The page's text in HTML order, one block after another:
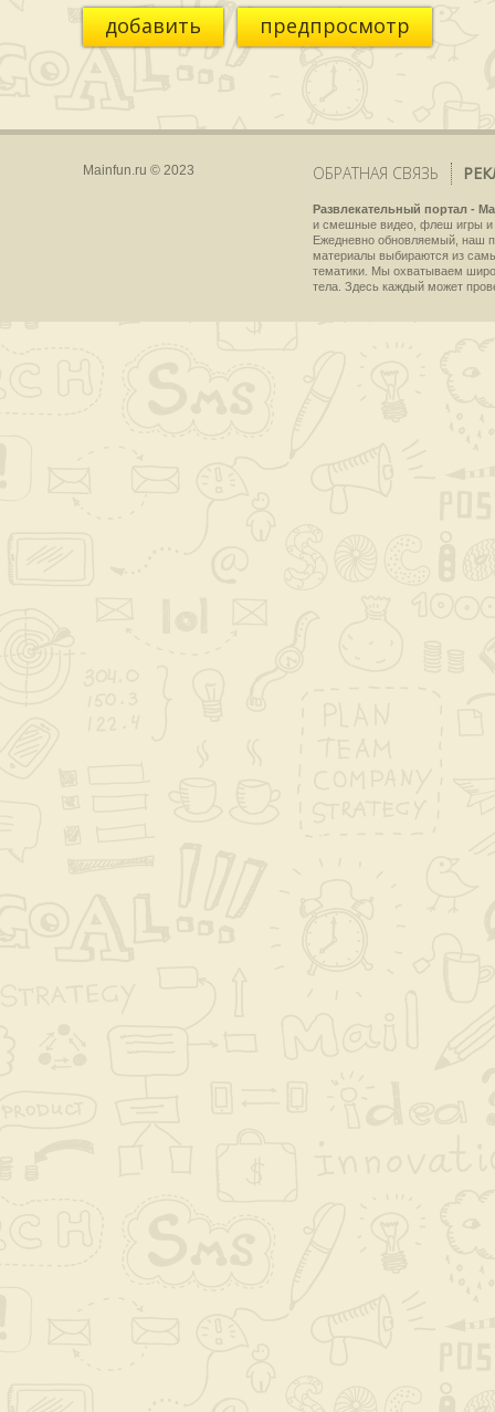
добавить предпросмотр
Mainfun.ru © 2023 ОБРАТНАЯ СВЯЗЬ
Развлекательный портал -
и смешные видео, флеш игры и
Ежедневно обновляемый, наш
материалы выбираются из
тематики. Мы охватываем
тела. Здесь каждый может